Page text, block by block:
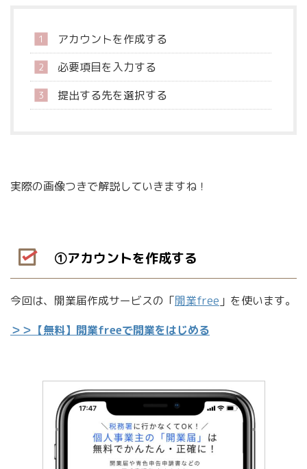
アカウントを作成する
必要項目を入力する
提出する先を選択する
実際の画像つきで解説していきますね！
①アカウントを作成する
今回は、開業届作成サービスの「開業free 」を使います。
＞＞【無料】開業freeで開業をはじめる